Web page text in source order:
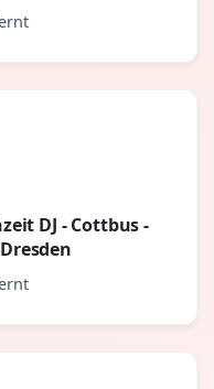
DJ - Cottbus -